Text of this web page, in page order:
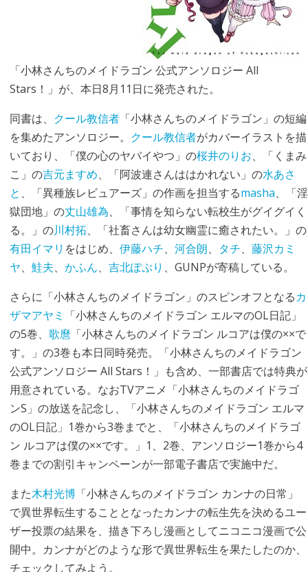
「小林さんちのメイドラゴン 公式アンソロジー All
Stars！」が、本日8月11日に発売された。
同書は、 クール教信者「小林さんちのメイドラゴン」の短編
を集めたアンソロジー。 クール教信者がカバーイラストを描
いており、「僕の心のヤバイやつ」の桜井のりお、「くまみ
こ」の吉元ますめ、「阿波連さんははかれない」の水あさ
と 、「異種族レビュアーズ」の作画を担当するmasha、「淫
獄団地」の丈山雄為、「事情を知らない転校生がグイグイく
る。」の川村拓、「社畜さんは幼女幽霊に癒されたい。」の
有田イマリ をはじめ、 伊藤ハチ、 河合朗、 タチ、 藤沢カミ
ヤ、 鮭夫、 かふん、 吉北ぽぷり 、GUNPが寄稿している。
さらに「小林さんちのメイドラゴン」のスピンオフとなるカ
ザマアヤミ
「小林さんちのメイドラゴン エルマのOL日記」
の5巻、 歌麿 「小林さんちのメイドラゴン ルコアは僕の××で
す。」の3巻も本日同時発売。「小林さんちのメイドラゴン
公式アンソロジー All Stars！」も含め、一部書店では特典が
用意されている。なおTVアニメ「小林さんちのメイドラゴ
ンS」の放送を記念し、「小林さんちのメイドラゴン エルマ
のOL日記」1巻から3巻までと、「小林さんちのメイドラゴ
ン ルコアは僕の××です。」1、2巻、アンソロジー1巻から4
巻までの割引キャンペーンが一部電子書店で実施中だ。
また木村光博「小林さんちのメイドラゴン カンナの日常」
で異世界転生することとなったカンナの転生先を決めるユー
ザー投票の結果を、描き下ろし漫画としてニコニコ漫画で公
開中。カンナがどのような形で異世界転生を果たしたのか、
チェックしてみよう。